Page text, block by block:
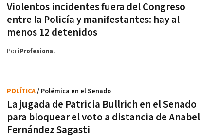
Violentos incidentes fuera del Congreso
entre la Policía y manifestantes: hay al
menos 12 detenidos
PoriProfesional
La jugada de Patricia Bullrich en el Senado
para bloquear el voto a distancia de Anabel
Fernández Sagasti
POLÍTICA/ Polémica en el Senado